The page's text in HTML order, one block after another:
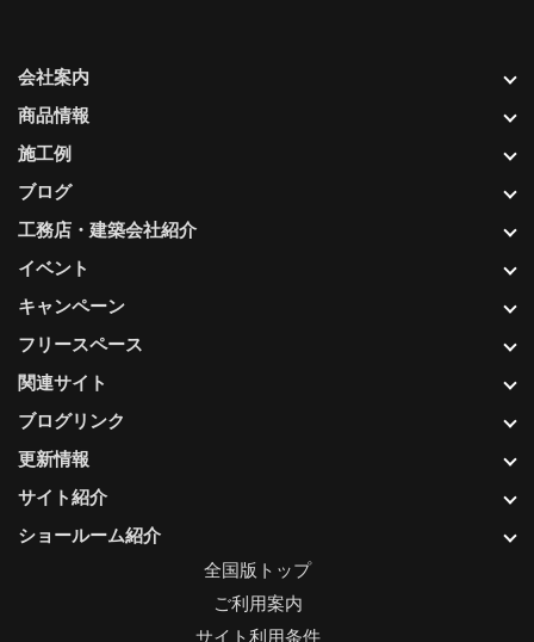
更新情報
サイト紹介
ショールーム紹介
会社案内
商品情報
施工例
ブログ
工務店・建築会社紹介
イベント
キャンペーン
フリースペース
関連サイト
ブログリンク
全国版トップ
ご利用案内
サイト利用条件